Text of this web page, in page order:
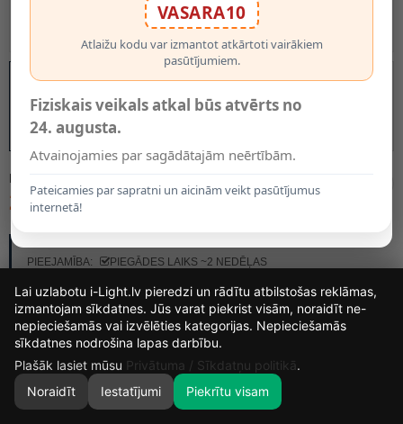
0
MODELIS:
22.95€
PIEEJAMĪBA:
PIEGĀDES LAIKS ~2 NEDĒĻAS
VASARA10
Atlaižu kodu var izmantot atkārtoti vairākiem
pasūtījumiem.
Fiziskais veikals atkal būs atvērts no
24. augusta.
Atvainojamies par sagādātajām neērtībām.
Pateicamies par sapratni un aicinām veikt pasūtījumus
internetā!
14
DIENAS
6
STUNDAS
25
MIN.
24
Lai uzlabotu i-Light.lv pieredzi un rādītu atbilstošas reklāmas,
izmantojam sīkdatnes. Jūs varat piekrist visām, noraidīt ne-
nepieciešamās vai izvēlēties kategorijas. Nepieciešamās
sīkdatnes nodrošina lapas darbību.
Plašāk lasiet mūsu Privātuma / Sīkdatņu politikā.
Noraidīt
Iestatījumi Piekrītu visam